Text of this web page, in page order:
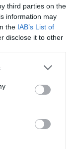
third parties on the
information may
the IAB’s List of
disclose it to other